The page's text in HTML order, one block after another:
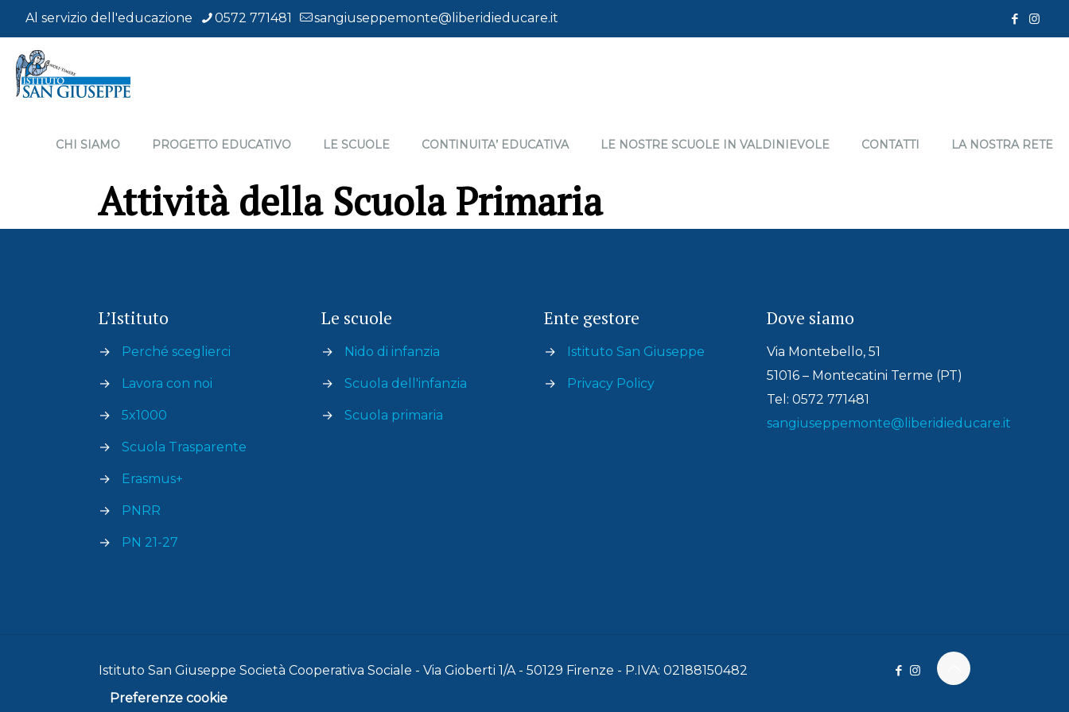
Al servizio dell'educazione 0572 771481 sangiuseppemonte@liberidieducare.it
CHI SIAMO PROGETTO EDUCATIVO LE SCUOLE CONTINUITA’ EDUCATIVA LE NOSTRE SCUOLE IN VALDINIEVOLE CONTATTI LA NOSTRA RETE
Attività della Scuola Primaria
L’Istituto
→ Perché sceglierci
→ Lavora con noi
→ 5x1000
→ Scuola Trasparente
→ Erasmus+
→ PNRR
→ PN 21-27
Le scuole
→ Nido di infanzia
→ Scuola dell'infanzia
→ Scuola primaria
Ente gestore
→ Istituto San Giuseppe
→ Privacy Policy
Dove siamo
Via Montebello, 51
51016 – Montecatini Terme (PT)
Tel: 0572 771481
sangiuseppemonte@liberidieducare.it
Istituto San Giuseppe Società Cooperativa Sociale - Via Gioberti 1/A - 50129 Firenze - P.IVA: 02188150482
Preferenze cookie